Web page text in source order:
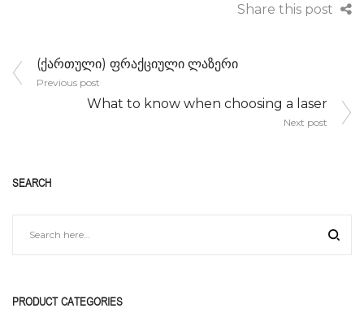
Share this post
Post
navigation
(ქართული) ფრაქციული ლაზერი
Previous post
What to know when choosing a laser
Next post
SEARCH
PRODUCT CATEGORIES